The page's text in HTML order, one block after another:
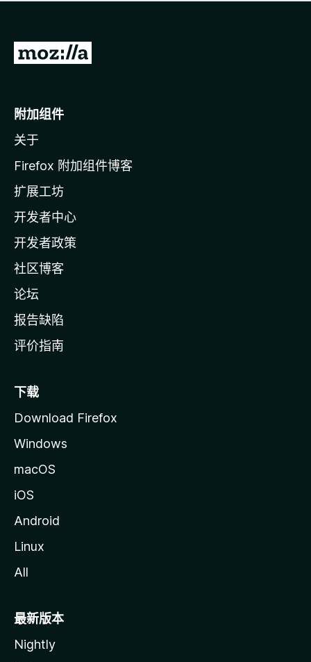
无
转
o
i
l
a
主
页
附加组件
关于
Firefox 附加组件博客
扩展工坊
开发者中心
开发者政策
社区博客
论坛
报告缺陷
评价指南
下载
Download Firefox
Windows
macOS
iOS
Android
Linux
All
最新版本
Nightly